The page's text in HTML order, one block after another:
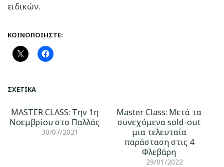
ειδικών.
ΚΟΙΝΟΠΟΙΉΣΤΕ:
ΣΧΕΤΙΚΆ
MASTER CLASS: Την 1η
Νοεμβρίου στο Παλλάς
30/07/2021
Master Class: Μετά τα
συνεχόμενα sold-out
μια τελευταία
παράσταση στις 4
Φλεβάρη
29/01/2022